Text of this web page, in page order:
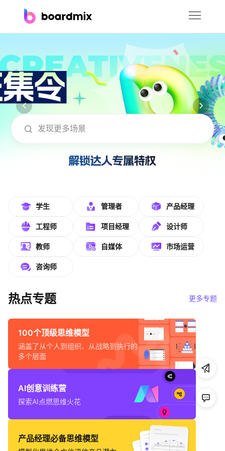
社区资源
下载
会员
企业服务
帮助中心
知识分享社区
boardmix在线模板社区-海量模板免费下
学生 管理者 产品经理
工程师 项目经理 设计师
教师 自媒体 市场运营
咨询师
热点专题 更多专题
100个顶级思维模型
涵盖了从个人到组织、从战略到执行的
多个层面
AI创意训练营
探索AI点燃思维火花
产品经理必备思维模型